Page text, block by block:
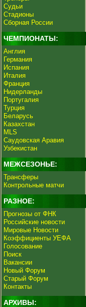
Судьи
Стадионы
Сборная России
ЧЕМПИОНАТЫ:
Англия
Германия
Испания
Италия
Франция
Нидерланды
Португалия
Турция
Беларусь
Казахстан
MLS
Саудовская Аравия
Узбекистан
МЕЖСЕЗОНЬЕ:
Трансферы
Контрольные матчи
РАЗНОЕ:
Прогнозы от ФНК
Российские новости
Мировые Новости
Коэффициенты УЕФА
Голосование
Поиск
Вакансии
Новый Форум
Старый Форум
Контакты
АРХИВЫ: